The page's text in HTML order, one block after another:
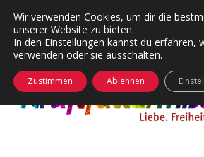
Kategorien
24 Hours Chilling
Die Wende
KFMW-Disco
Dates
öffnen
Wir verwenden Cookies, um dir die
unserer Website zu bieten.
In den Einstellungen kannst du erfahren,
verwenden oder sie ausschalten.
Zustimmen Ablehnen